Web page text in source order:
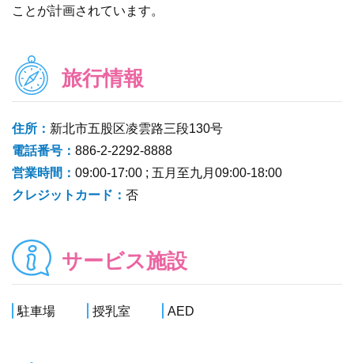
ことが計画されています。
旅行情報
住所： 新北市五股区凌雲路三段130号
電話番号： 886-2-2292-8888
営業時間： 09:00-17:00 ; 五月至九月09:00-18:00
クレジットカード： 否
サービス施設
駐車場 授乳室 AED